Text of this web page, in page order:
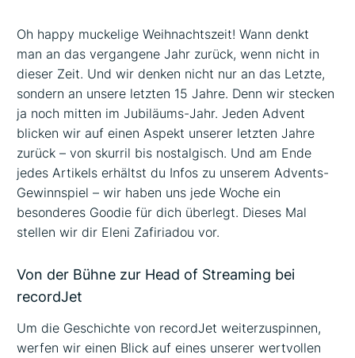
Oh happy muckelige Weihnachtszeit! Wann denkt
man an das vergangene Jahr zurück, wenn nicht in
dieser Zeit. Und wir denken nicht nur an das Letzte,
sondern an unsere letzten 15 Jahre. Denn wir stecken
ja noch mitten im Jubiläums-Jahr. Jeden Advent
blicken wir auf einen Aspekt unserer letzten Jahre
zurück – von skurril bis nostalgisch. Und am Ende
jedes Artikels erhältst du Infos zu unserem Advents-
Gewinnspiel – wir haben uns jede Woche ein
besonderes Goodie für dich überlegt. Dieses Mal
stellen wir dir Eleni Zafiriadou vor.
Von der Bühne zur Head of Streaming bei
recordJet
Um die Geschichte von recordJet weiterzuspinnen,
werfen wir einen Blick auf eines unserer wertvollen